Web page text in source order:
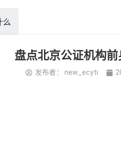
么
盘点北京公证机构
发布者： new_ecyti